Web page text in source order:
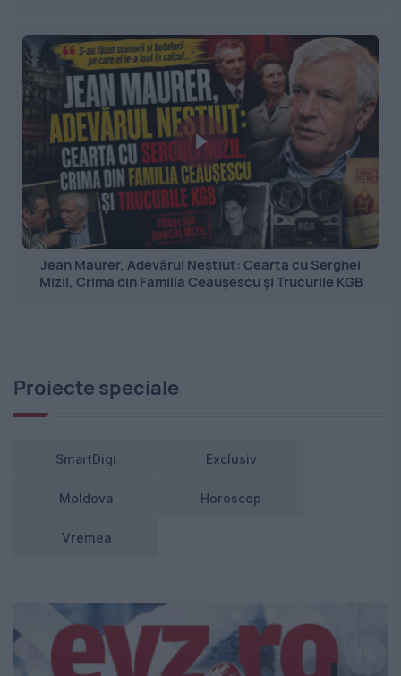
Jean Maurer, Adevărul Neștiut: Cearta cu Serghei
Mizil, Crima din Familia Ceaușescu și Trucurile KGB
Proiecte speciale
SmartDigi Exclusiv
Moldova Horoscop
Vremea